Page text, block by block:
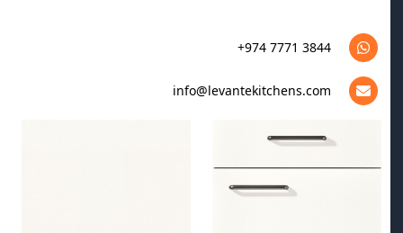
+974 7771 3844
info@levantekitchens.com